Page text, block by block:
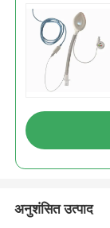
अनुशंसित उत्पाद